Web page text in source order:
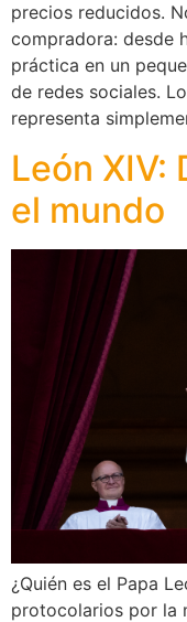
precios reducidos.
compradora: desde
práctica en un
de redes sociales.
representa
León XIV:
el mundo
¿Quién es el Papa
protocolarios por la